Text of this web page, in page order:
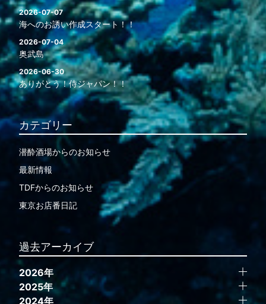
2026-07-07
海へのお誘い作成スタート！！
2026-07-04
奥武島
2026-06-30
ありがとう！侍ジャパン！！
カテゴリー
潜酔酒場からのお知らせ
最新情報
TDFからのお知らせ
東京お店番日記
過去アーカイブ
2026年
2025年
2024年